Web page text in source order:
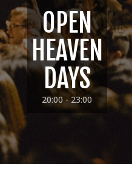
OPEN
HEAVEN
DAYS
20:00 - 23:00